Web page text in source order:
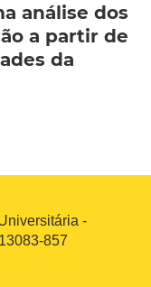
análise dos
a partir de
da